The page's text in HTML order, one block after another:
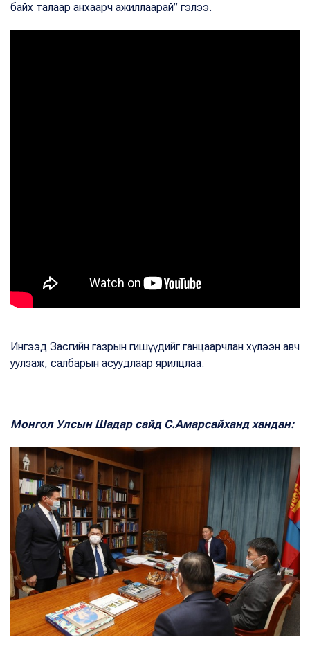
байх талаар анхаарч ажиллаарай” гэлээ.
Ингээд Засгийн газрын гишүүдийг ганцаарчлан хүлээн авч
уулзаж, салбарын асуудлаар ярилцлаа.
Монгол Улсын Шадар сайд С.Амарсайханд хандан: